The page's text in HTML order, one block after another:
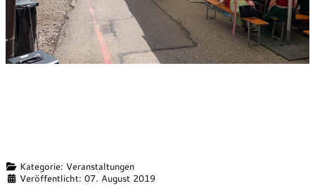
DetailsKategorie: Veranstaltungen
Veröffentlicht: 07. August 2019